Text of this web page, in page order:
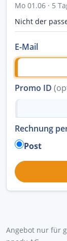
Mo 01.06 · 5
Nicht der
E-Mail
Promo ID
Rechnung
Post
Angebot nur für